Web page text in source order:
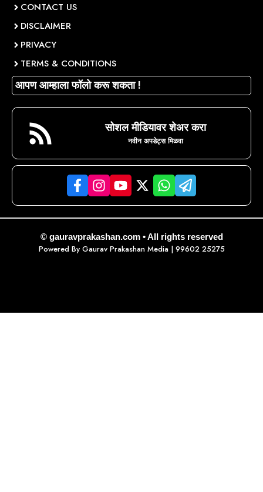
CONTACT US
DISCLAIMER
PRIVACY
TERMS & CONDITIONS
आपण आम्हाला फॉलो करू शकता !
सोशल मीडियावर शेअर करा
नवीन अपडेट्स मिळवा
© gauravprakashan.com • All rights reserved
Powered By Gaurav Prakashan Media| 99602 25275